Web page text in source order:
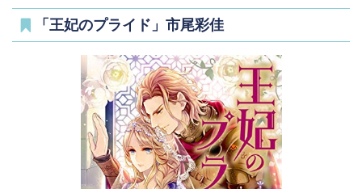
「王妃のプライド」市尾彩佳